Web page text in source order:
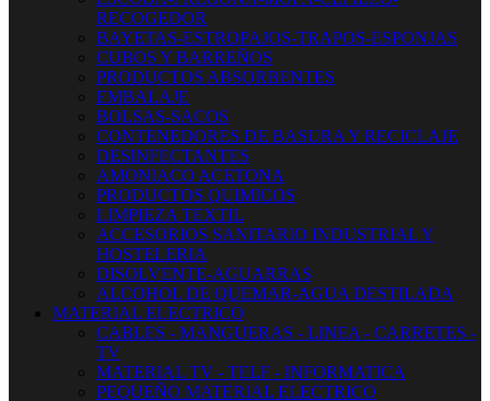
RECOGEDOR
BAYETAS-ESTROPAJOS-TRAPOS-ESPONJAS
CUBOS Y BARREÑOS
PRODUCTOS ABSORBENTES
EMBALAJE
BOLSAS-SACOS
CONTENEDORES DE BASURA Y RECICLAJE
DESINFECTANTES
AMONIACO ACETONA
PRODUCTOS QUIMICOS
LIMPIEZA TEXTIL
ACCESORIOS SANITARIO INDUSTRIAL Y
HOSTELERIA
DISOLVENTE-AGUARRAS
ALCOHOL DE QUEMAR-AGUA DESTILADA
MATERIAL ELECTRICO
CABLES - MANGUERAS - LINEA - CARRETES -
TV
MATERIAL TV - TELF - INFORMATICA
PEQUEÑO MATERIAL ELECTRICO